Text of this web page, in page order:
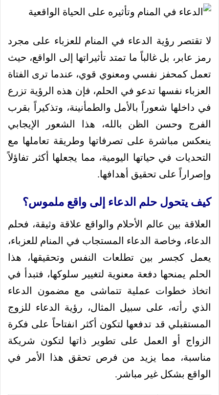
لا تقتصر رؤية الدعاء في المنام للعزباء على مجرد
رمز عابر، بل غالباً ما تمتد تأثيراتها إلى الواقع، حيث
تعمل كمحفز نفسي ومعنوي قوي، عندما ترى الفتاة
العزباء نفسها تدعو في الحلم، فإن هذه الرؤية تزرع
في داخلها شعوراً بالأمل والطمأنينة، وتذكيراً بقرب
الفرج وحسن الظن بالله، هذا الشعور الإيجابي
ينعكس مباشرة على تصرفاتها وطريقة تعاملها مع
التحديات في حياتها اليومية، مما يجعلها أكثر تفاؤلاً
وإصراراً على تحقيق أهدافها.
كيف يتحول حلم الدعاء إلى واقع ملموس؟
العلاقة بين عالم الأحلام والواقع علاقة وثيقة، فحلم
الدعاء، وخاصة الدعاء المستجاب في المنام للعزباء،
يعمل كجسر بين تطلعات النفس وتحقيقها، هذا
الحلم يمنحها دفعة معنوية لتغيير سلوكها، فتبدأ في
اتخاذ خطوات عملية تتماشى مع مضمون الدعاء
الذي رأته، على سبيل المثال، رؤية الدعاء للزوج
المستقبلي قد تدفعها لتكون أكثر انفتاحاً على فكرة
الزواج أو العمل على تطوير ذاتها لتكون شريكة
مناسبة، مما يزيد من فرص تحقق هذا الأمر في
الواقع بشكل غير مباشر.